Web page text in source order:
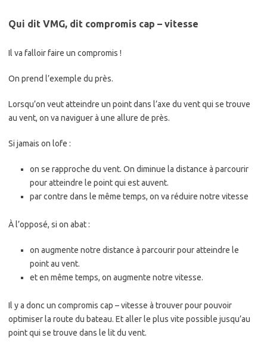
Qui dit VMG, dit compromis cap – vitesse
Il va falloir faire un compromis !
On prend l’exemple du près.
Lorsqu’on veut atteindre un point dans l’axe du vent qui se trouve
au vent, on va naviguer à une allure de près.
Si jamais on lofe :
on se rapproche du vent. On diminue la distance à parcourir
pour atteindre le point qui est auvent.
par contre dans le même temps, on va réduire notre vitesse
À l’opposé, si on abat :
on augmente notre distance à parcourir pour atteindre le
point au vent.
et en même temps, on augmente notre vitesse.
Il y a donc un compromis cap – vitesse à trouver pour pouvoir
optimiser la route du bateau. Et aller le plus vite possible jusqu’au
point qui se trouve dans le lit du vent.